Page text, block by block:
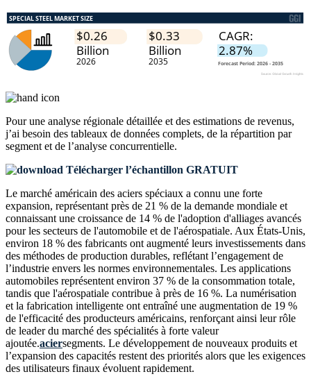
Pour une analyse régionale détaillée et des estimations de revenus,
j’ai besoin des tableaux de données complets, de la répartition par
segment et de l’analyse concurrentielle.
Télécharger l’échantillon GRATUIT
Le marché américain des aciers spéciaux a connu une forte
expansion, représentant près de 21 % de la demande mondiale et
connaissant une croissance de 14 % de l'adoption d'alliages avancés
pour les secteurs de l'automobile et de l'aérospatiale. Aux États-Unis,
environ 18 % des fabricants ont augmenté leurs investissements dans
des méthodes de production durables, reflétant l’engagement de
l’industrie envers les normes environnementales. Les applications
automobiles représentent environ 37 % de la consommation totale,
tandis que l'aérospatiale contribue à près de 16 %. La numérisation
et la fabrication intelligente ont entraîné une augmentation de 19 %
de l'efficacité des producteurs américains, renforçant ainsi leur rôle
de leader du marché des spécialités à forte valeur
ajoutée.aciersegments. Le développement de nouveaux produits et
l’expansion des capacités restent des priorités alors que les exigences
des utilisateurs finaux évoluent rapidement.